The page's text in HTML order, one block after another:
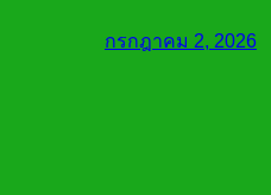
กรกฎาคม 2, 2026